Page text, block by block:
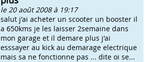
le 20 août 2008 à 19:17
salut j'ai acheter un scooter un booster il
a 650kms je les laisser 2semaine dans
mon garage et il demare plus j'ai
esssayer au kick au demarage electrique
mais sa ne fonctionne pas ... dite oi se...